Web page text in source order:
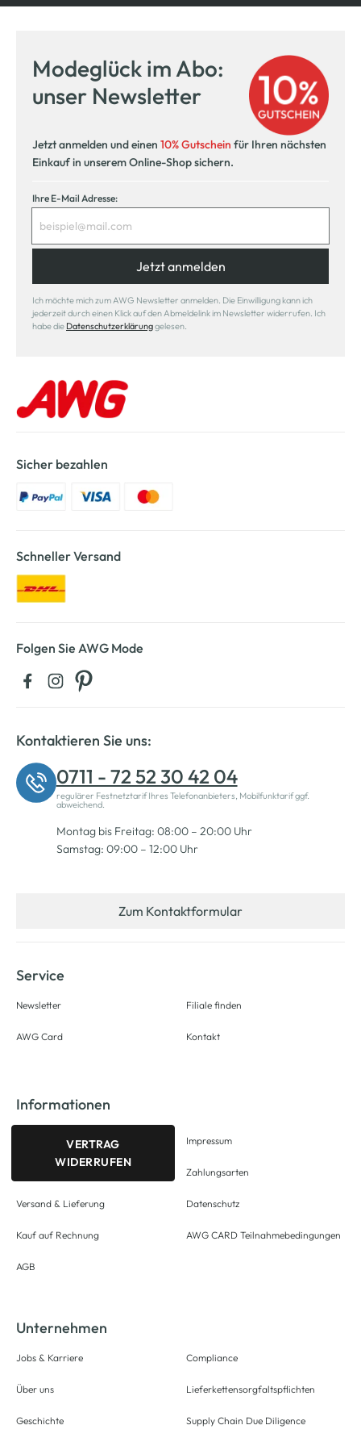
Modeglück im Abo:
unser Newsletter
Jetzt anmelden und einen 10% Gutschein für Ihren nächsten
Einkauf in unserem Online-Shop sichern.
Ihre E-Mail Adresse:
Jetzt anmelden
Ich möchte mich zum AWG Newsletter anmelden. Die Einwilligung kann ich
jederzeit durch einen Klick auf den Abmeldelink im Newsletter widerrufen. Ich
habe die Datenschutzerklärunggelesen.
Sicher bezahlen
Schneller Versand
Folgen Sie AWG Mode
Kontaktieren Sie uns:
0711 - 72 52 30 42 04
regulärer Festnetztarif Ihres Telefonanbieters, Mobilfunktarif ggf.
abweichend.
Montag bis Freitag: 08:00 – 20:00 Uhr
Samstag: 09:00 – 12:00 Uhr
Zum Kontaktformular
Service
Newsletter
AWG Card
Filiale finden
Kontakt
Informationen
VERTRAG
WIDERRUFEN
Versand & Lieferung
Kauf auf Rechnung
AGB
Impressum
Zahlungsarten
Datenschutz
AWG CARD Teilnahmebedingungen
Unternehmen
Jobs & Karriere
Über uns
Geschichte
Compliance
Lieferkettensorgfaltspflichten
Supply Chain Due Diligence